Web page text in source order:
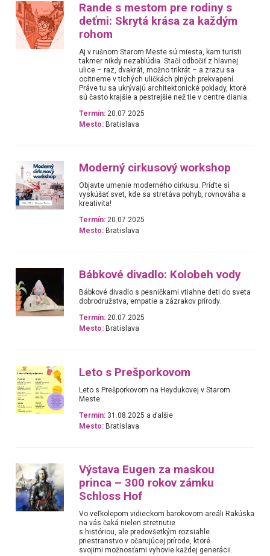
Rande s mestom pre rodiny s
deťmi: Skrytá krása za každým
rohom
Aj v rušnom Starom Meste sú miesta, kam turisti
takmer nikdy nezablúdia. Stačí odbočiť z hlavnej
ulice – raz, dvakrát, možno trikrát – a zrazu sa
ocitneme v tichých uličkách plných prekvapení.
Práve tu sa ukrývajú architektonické poklady, ktoré
sú často krajšie a pestrejšie než tie v centre diania.
Termín: 20.07.2025
Mesto: Bratislava
Moderný cirkusový workshop
Objavte umenie moderného cirkusu. Príďte si
vyskúšať svet, kde sa stretáva pohyb, rovnováha a
kreativita!
Termín: 20.07.2025
Mesto: Bratislava
Bábkové divadlo: Kolobeh vody
Bábkové divadlo s pesničkami vtiahne deti do sveta
dobrodružstva, empatie a zázrakov prírody.
Termín: 20.07.2025
Mesto: Bratislava
Leto s Prešporkovom
Leto s Prešporkovom na Heydukovej v Starom
Meste.
Termín: 31.08.2025 a ďalšie
Mesto: Bratislava
Výstava Eugen za maskou
princa – 300 rokov zámku
Schloss Hof
Vo veľkolepom vidieckom barokovom areáli Rakúska
na vás čaká nielen stretnutie
s históriou, ale predovšetkým rozsiahle
priestranstvo v očarujúcej prírode, ktoré
svojimi možnosťami vyhovie každej generácii.